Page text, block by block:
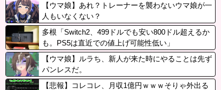
【ウマ娘】あれ？トレーナーを襲わないウマ娘が一
人もいなくない？
多根「Switch2、499ドルでも安い800ドル超えるか
も。PS5は直近での値上げ可能性低い」
【ウマ娘】ルラち、新人が来た時にやることは先ず
パンレスだ。
【悲報】コレコレ、月収1億円ｗｗｗそりゃ外出る